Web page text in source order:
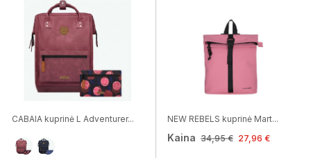
CABAIA kuprinė L Adventurer... NEW REBELS kuprinė Mart...
Kaina 34,95 € 27,96 €